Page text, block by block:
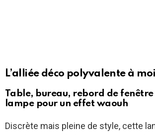
L’alliée déco polyvalente à
Table, bureau, rebord de fenêtre
lampe pour un effet waouh
Discrète mais pleine de style, cette